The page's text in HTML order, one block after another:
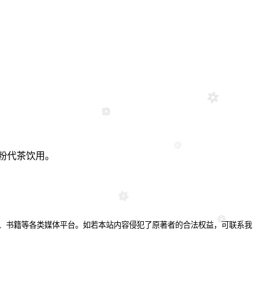
代茶饮用。
籍等各类媒体平台。如若本站内容侵犯了原著者的合法权益，可联系我